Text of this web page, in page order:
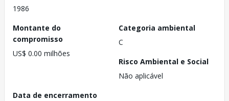
1986
Montante do
compromisso
US$ 0.00 milhões
Categoria ambiental
C
Risco Ambiental e Social
Não aplicável
Data de encerramento